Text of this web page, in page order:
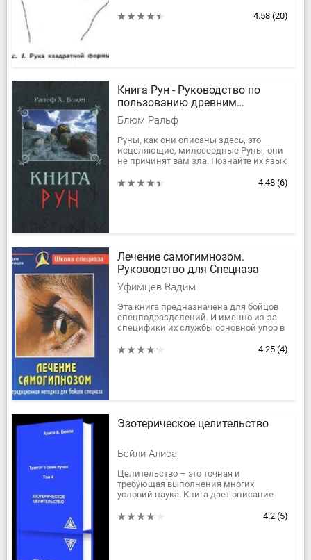
бугры, завитки, точки и прочее), даны...
4.58 (20)
Книга Рун - Руководство по
пользованию древним
Оракулом
Блюм Ральф
Руны, как они описаны здесь, это
исцеляющие, милосердные Руны; они
не причинят вам зла. Познайте их язык
Играйте, используя ту...
4.48 (6)
Лечение самогимнозом.
Руководство для Спецназа
Уфимцев Вадим
Эта книга предназначена для бойцов
спецподразделений. И именно из-за
специфики их службы основной упор в
глубочайшего расслабления, на...4.25 (4)
Эзотерическое целительство
Бейли Алиса
Целительство – это точная и
требующая выполнения многих
условий наука. Книга дает описание
законов и правил целительства;... 4.2 (5)